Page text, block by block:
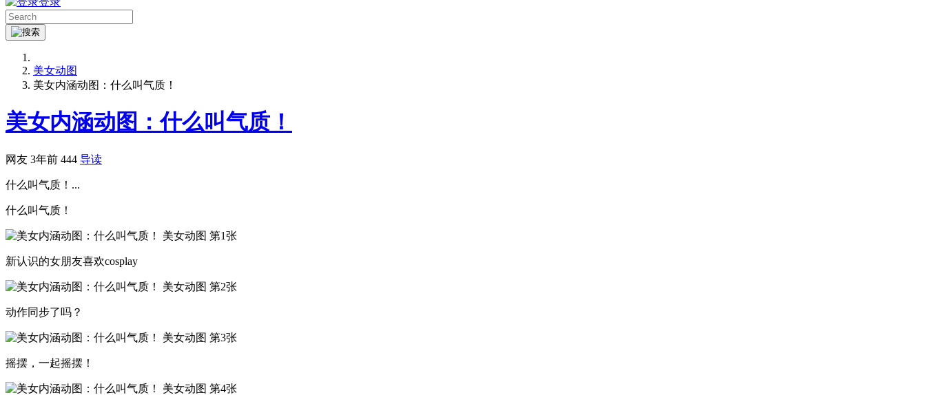
美女动图
美女内涵动图：什么叫气质！
美女内涵动图：什么叫气质！
网友 3年前 444 导读
什么叫气质！...
什么叫气质！
新认识的女朋友喜欢cosplay
动作同步了吗？
摇摆，一起摇摆！